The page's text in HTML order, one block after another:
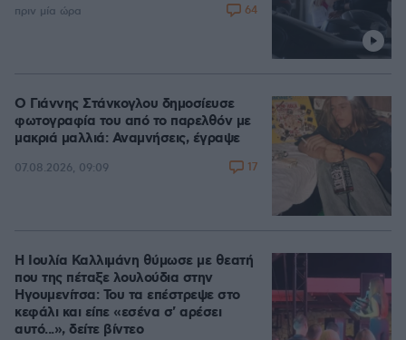
πριν μία ώρα 64
Ο Γιάννης Στάνκογλου δημοσίευσε
φωτογραφία του από το παρελθόν με
μακριά μαλλιά: Αναμνήσεις, έγραψε
07.08.2026, 09:09 17
Η Ιουλία Καλλιμάνη θύμωσε με θεατή
που της πέταξε λουλούδια στην
Ηγουμενίτσα: Του τα επέστρεψε στο
κεφάλι και είπε «εσένα σ' αρέσει
αυτό...», δείτε βίντεο